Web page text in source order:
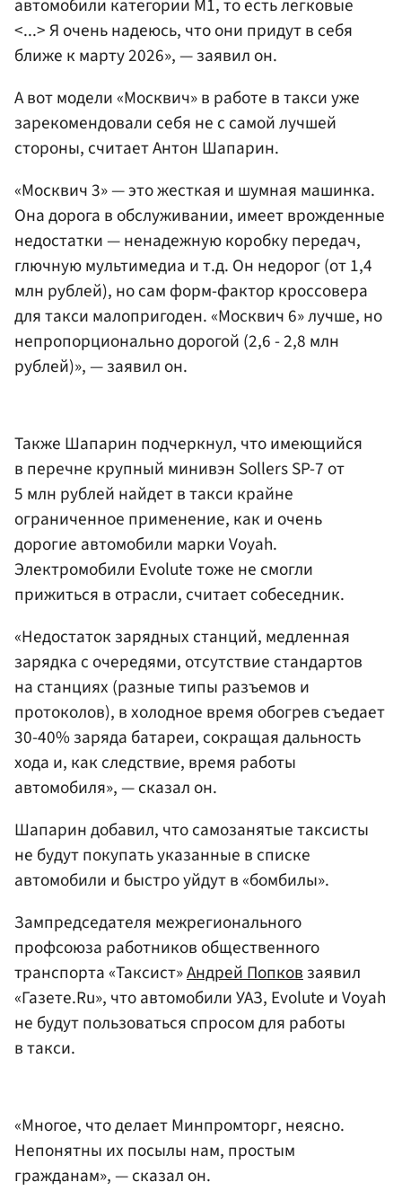
автомобили категории М1, то есть легковые
<...> Я очень надеюсь, что они придут в себя
ближе к марту 2026», — заявил он.
А вот модели «Москвич» в работе в такси уже
зарекомендовали себя не с самой лучшей
стороны, считает Антон Шапарин.
«Москвич 3» — это жесткая и шумная машинка.
Она дорога в обслуживании, имеет врожденные
недостатки — ненадежную коробку передач,
глючную мультимедиа и т.д. Он недорог (от 1,4
млн рублей), но сам форм-фактор кроссовера
для такси малопригоден. «Москвич 6» лучше, но
непропорционально дорогой (2,6 - 2,8 млн
рублей)», — заявил он.
Также Шапарин подчеркнул, что имеющийся
в перечне крупный минивэн Sollers SP-7 от
5 млн рублей найдет в такси крайне
ограниченное применение, как и очень
дорогие автомобили марки Voyah.
Электромобили Evolute тоже не смогли
прижиться в отрасли, считает собеседник.
«Недостаток зарядных станций, медленная
зарядка с очередями, отсутствие стандартов
на станциях (разные типы разъемов и
протоколов), в холодное время обогрев съедает
30-40% заряда батареи, сокращая дальность
хода и, как следствие, время работы
автомобиля», — сказал он.
Шапарин добавил, что самозанятые таксисты
не будут покупать указанные в списке
автомобили и быстро уйдут в «бомбилы».
Зампредседателя межрегионального
профсоюза работников общественного
транспорта «Таксист»Андрей Попковзаявил
«Газете.Ru», что автомобили УАЗ, Evolute и Voyah
не будут пользоваться спросом для работы
в такси.
«Многое, что делает Минпромторг, неясно.
Непонятны их посылы нам, простым
гражданам», — сказал он.